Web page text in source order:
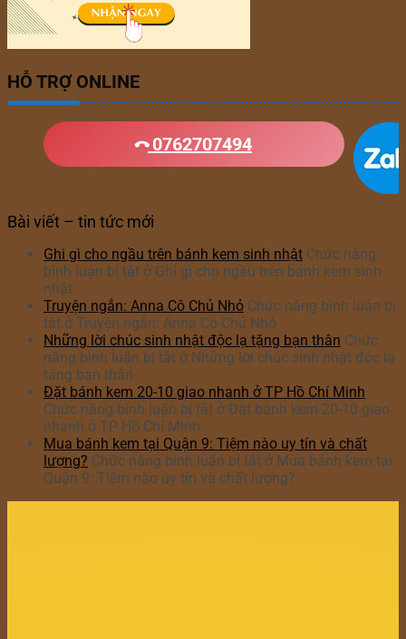
HỖ TRỢ ONLINE
0762707494
Bài viết – tin tức mới
Ghi gì cho ngầu trên bánh kem sinh nhật Chức năng
bình luận bị tắt ở Ghi gì cho ngầu trên bánh kem sinh
nhật
Truyện ngắn: Anna Cô Chủ Nhỏ Chức năng bình luận bị
tắt ở Truyện ngắn: Anna Cô Chủ Nhỏ
Những lời chúc sinh nhật độc lạ tặng bạn thân Chức
năng bình luận bị tắt ở Những lời chúc sinh nhật độc lạ
tặng bạn thân
Đặt bánh kem 20-10 giao nhanh ở TP Hồ Chí Minh
Chức năng bình luận bị tắt ở Đặt bánh kem 20-10 giao
nhanh ở TP Hồ Chí Minh
Mua bánh kem tại Quận 9: Tiệm nào uy tín và chất
lượng? Chức năng bình luận bị tắt ở Mua bánh kem tại
Quận 9: Tiệm nào uy tín và chất lượng?